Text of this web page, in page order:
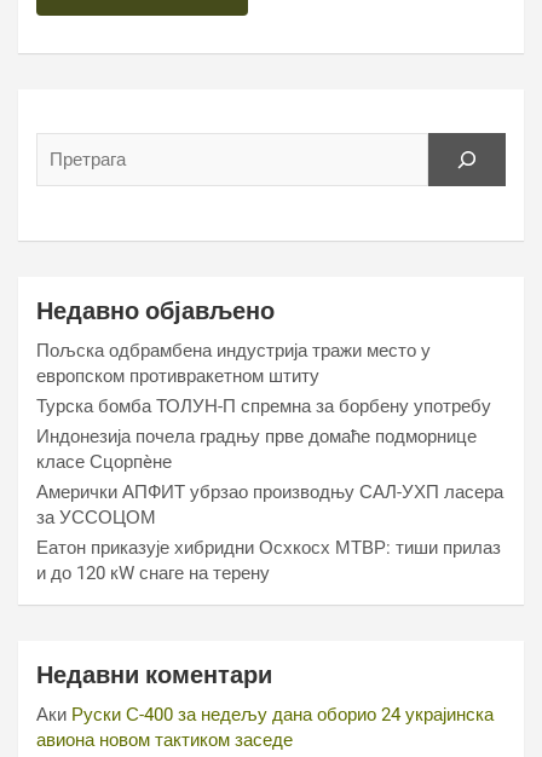
Недавно објављено
Пољска одбрамбена индустрија тражи место у
европском противракетном штиту
Турска бомба ТОЛУН-П спремна за борбену употребу
Индонезија почела градњу прве домаће подморнице
класе Сцорпèне
Амерички АПФИТ убрзао производњу САЛ-УХП ласера
за УССОЦОМ
Еатон приказује хибридни Осхкосх МТВР: тиши прилаз
и до 120 кW снаге на терену
Недавни коментари
Аки Руски С-400 за недељу дана оборио 24 украјинска
авиона новом тактиком заседе